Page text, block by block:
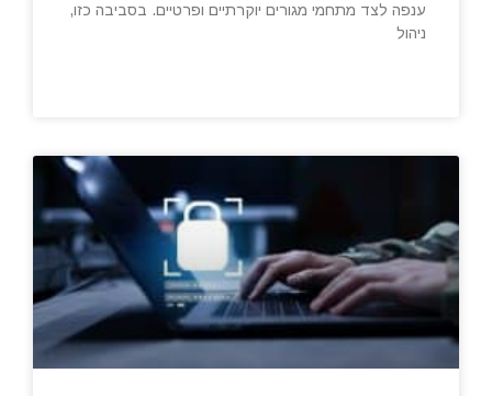
ענפה לצד מתחמי מגורים יוקרתיים ופרטיים. בסביבה כזו,
ניהול